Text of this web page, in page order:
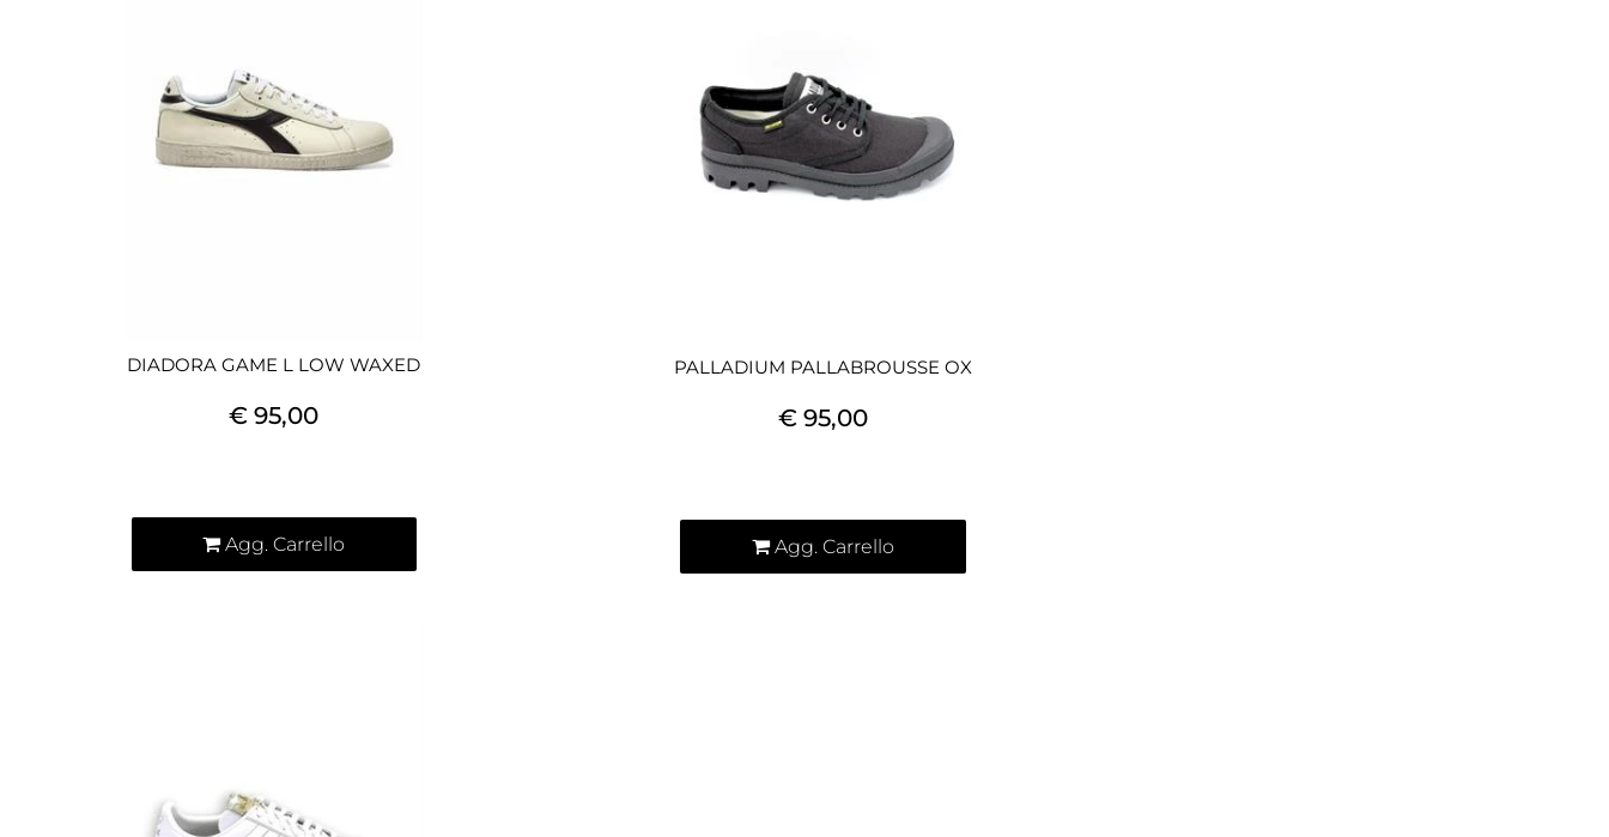
DIADORA GAME L LOW WAXED
€ 95,00
Agg. Carrello
PALLADIUM PALLABROUSSE OX
€ 95,00
Agg. Carrello